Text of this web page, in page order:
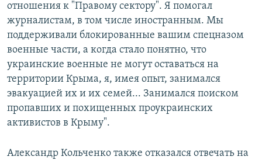
отношения к "Правому сектору". Я помогал
журналистам, в том числе иностранным. Мы
поддерживали блокированные вашим спецназом
военные части, а когда стало понятно, что
украинские военные не могут оставаться на
территории Крыма, я, имея опыт, занимался
эвакуацией их и их семей... Занимался поиском
пропавших и похищенных проукраинских
активистов в Крыму".
Александр Кольченко также отказался отвечать на